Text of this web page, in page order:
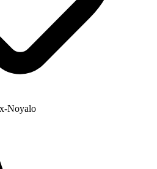
Noyalo